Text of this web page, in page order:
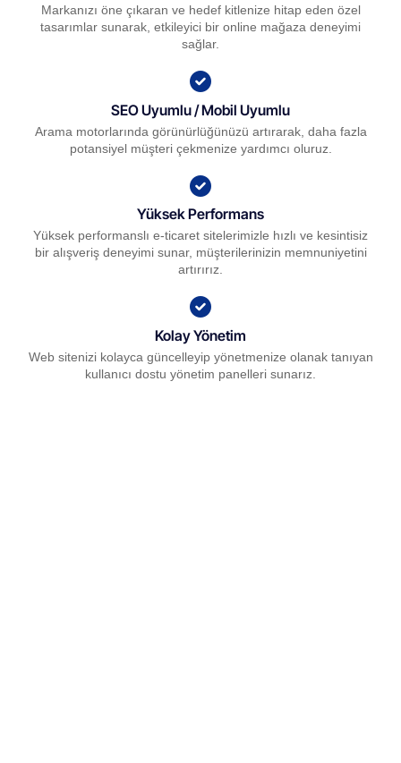
Markanızı öne çıkaran ve hedef kitlenize hitap eden özel
tasarımlar sunarak, etkileyici bir online mağaza deneyimi
sağlar.
SEO Uyumlu / Mobil Uyumlu
Arama motorlarında görünürlüğünüzü artırarak, daha fazla
potansiyel müşteri çekmenize yardımcı oluruz.
Yüksek Performans
Yüksek performanslı e-ticaret sitelerimizle hızlı ve kesintisiz
bir alışveriş deneyimi sunar, müşterilerinizin memnuniyetini
artırırız.
Kolay Yönetim
Web sitenizi kolayca güncelleyip yönetmenize olanak tanıyan
kullanıcı dostu yönetim panelleri sunarız.